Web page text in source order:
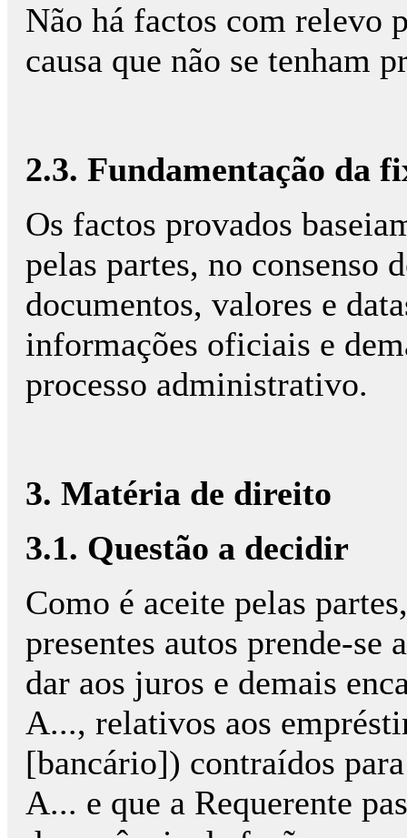
Não há factos com relevo
causa que não se tenham
2.3. Fundamentação da
Os factos provados
pelas partes, no consenso
documentos, valores e
informações oficiais e
processo administrativo.
3. Matéria de direito
3.1. Questão a decidir
Como é aceite pelas
presentes autos prende-se
dar aos juros e demais
A..., relativos aos
[bancário]) contraídos
A... e que a Requerente